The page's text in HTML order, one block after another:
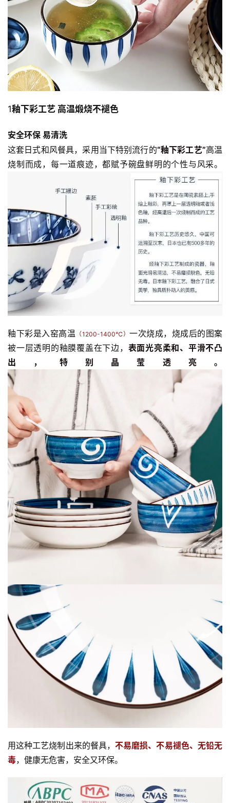
人
物
寺
院
巡
礼
视
纪
录
教
艺
术
策
法
规
责
声
明
登录 注册
1釉下彩工艺 高温煅烧不褪色
安全环保 易清洗
这套日式和风餐具，采用当下特别流行的“釉下彩工艺”高温
烧制而成，每一道痕迹，都赋予碗盘鲜明的个性与风采。
釉下彩是入窑高温 （1200-1400℃） 一次烧成，烧成后的图案
被一层透明的釉膜覆盖在下边， 表面光亮柔和、平滑不凸
出，特别晶莹透亮。
用这种工艺烧制出来的餐具，不易磨损、不易褪色、无铅无
毒，健康无危害，安全又环保。